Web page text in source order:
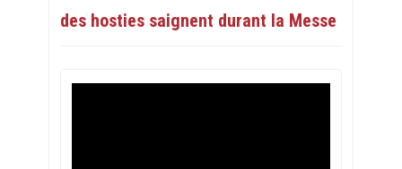
des hosties saignent durant la Messe